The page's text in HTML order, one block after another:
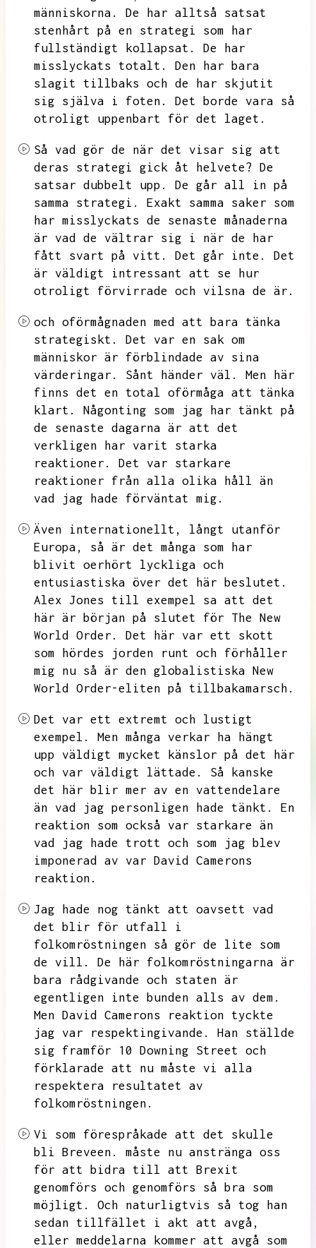
människorna.
De har alltså satsat
stenhårt på en strategi som har
fullständigt kollapsat.
De har
misslyckats totalt.
Den har bara
slagit tillbaks och de har skjutit
sig själva i foten.
Det borde vara så
otroligt uppenbart för det laget.
Så vad gör de när det visar sig att
deras strategi gick åt helvete? De
satsar dubbelt upp.
De går all in på
samma strategi.
Exakt samma saker som
har misslyckats de senaste månaderna
är vad de vältrar sig i när de har
fått svart på vitt.
Det går inte.
Det
är väldigt intressant att se hur
otroligt förvirrade och vilsna de är.
och oförmågnaden med att bara tänka
strategiskt.
Det var en sak om
människor är förblindade av sina
värderingar.
Sånt händer väl.
Men här
finns det en total oförmåga att tänka
klart.
Någonting som jag har tänkt på
de senaste dagarna är att det
verkligen har varit starka
reaktioner.
Det var starkare
reaktioner från alla olika håll än
vad jag hade förväntat mig.
Även internationellt,
långt utanför
Europa,
så är det många som har
blivit oerhört lyckliga och
entusiastiska över det här beslutet.
Alex Jones till exempel sa att det
här är början på slutet för The New
World Order.
Det här var ett skott
som hördes jorden runt och förhåller
mig nu så är den globalistiska New
World Order-eliten på tillbakamarsch.
Det var ett extremt och lustigt
exempel.
Men många verkar ha hängt
upp väldigt mycket känslor på det här
och var väldigt lättade.
Så kanske
det här blir mer av en vattendelare
än vad jag personligen hade tänkt.
En
reaktion som också var starkare än
vad jag hade trott och som jag blev
imponerad av var David Camerons
reaktion.
Jag hade nog tänkt att oavsett vad
det blir för utfall i
folkomröstningen så gör de lite som
de vill.
De här folkomröstningarna är
bara rådgivande och staten är
egentligen inte bunden alls av dem.
Men David Camerons reaktion tyckte
jag var respektingivande.
Han ställde
sig framför 10 Downing Street och
förklarade att nu måste vi alla
respektera resultatet av
folkomröstningen.
Vi som förespråkade att det skulle
bli Breveen.
måste nu anstränga oss
för att bidra till att Brexit
genomförs och genomförs så bra som
möjligt.
Och naturligtvis så tog han
sedan tillfället i akt att avgå,
eller meddelarna kommer att avgå som